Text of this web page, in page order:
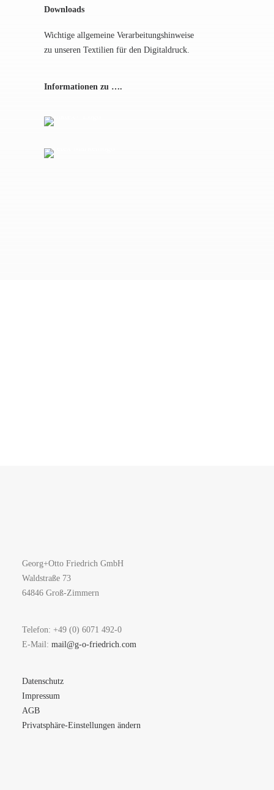
Downloads
Wichtige allgemeine Verarbeitungshinweise
zu unseren Textilien für den Digitaldruck.
Informationen zu ….
Georg+Otto Friedrich GmbH
Waldstraße 73
64846 Groß-Zimmern
Telefon: +49 (0) 6071 492-0
E-Mail: mail@g-o-friedrich.com
Datenschutz
Impressum
AGB
Privatsphäre-Einstellungen ändern